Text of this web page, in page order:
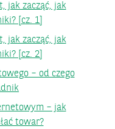
jak zacząć, jak
[cz. 1]
jak zacząć, jak
[cz. 2]
– od czego
– jak
towar?